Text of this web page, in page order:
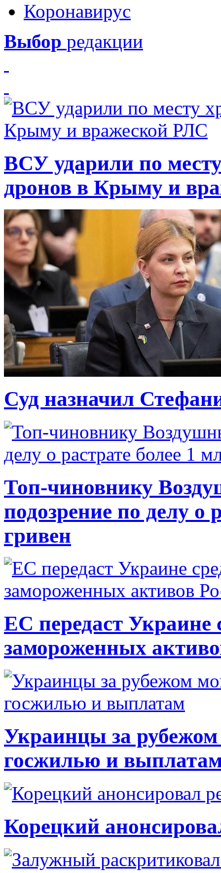
Коронавирус
Выбор редакции
ВСУ ударили по
дронов в Крыму и
Суд назначил
Топ-чиновнику
подозрение по делу о
гривен
ЕС передаст Украине
замороженных
Украинцы за рубежом
госжилью и
Корецкий